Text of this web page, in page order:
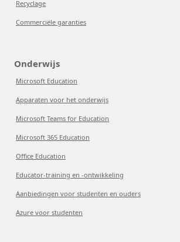
Recyclage
Commerciële garanties
Onderwijs
Microsoft Education
Apparaten voor het onderwijs
Microsoft Teams for Education
Microsoft 365 Education
Office Education
Educator-training en -ontwikkeling
Aanbiedingen voor studenten en ouders
Azure voor studenten